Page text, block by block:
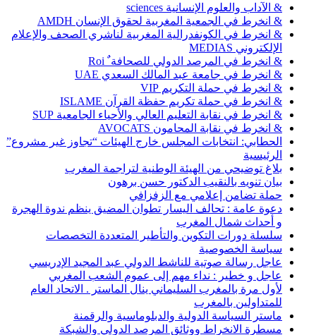
& الآداب والعلوم الإنسانية sciences
& انخرط في الجمعية المغربية لحقوق الإنسان AMDH
& انخرط في الكونفدرالية المغربية لناشري الصحف والإعلام
الإلكتروني MEDIAS
& انخرط في المرصد الدولي للصحافة ٌ Roi
& انخرط في جامعة عبد المالك السعدي UAE
& انخرط في حملة التكريم VIP
& انخرط في حملة تكريم حفظة القرآن ISLAME
& انخرط في نقابة التعليم العالي والأحياء الجامعية SUP
& انخرط في نقابة المحامون AVOCATS
الحطابي: انتخابات المجلس خارج الهيئات “تجاوز غير مشروع”
الرئيسية
بلاغ توضيحي من الهيئة الوطنية لتراجمة المغرب
بيان تنويه بالنقيب الدكتور حسن برهون
حملة تضامن إعلامي مع الزفزافي
دعوة عامة : تحالف اليسار تطوان المضيق ينظم ندوة الهجرة
و أحداث شمال المغرب
سلسلة دورات التكوين والتأطير المتعددة التخصصات
سياسة الخصوصية
عاجل رسالة صوتية للناشط الدولي عبد المجيد الإدريسي
عاجل و خطير : نداء مهم إلى عموم الشعب المغربي
لأول مرة بالمغرب السليماني ينال الماستر . الاتحاد العام
للمتداولين بالمغرب
ماستر السياسة الدولية والدبلوماسية والرقمنة
مسطرة الانخراط ووثائق المرصد الدولي والشبكة